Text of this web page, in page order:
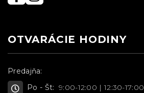
OTVARÁCIE HODINY
Predajňa:
Po - Št: 9:00-12:00 | 12:30-17:00